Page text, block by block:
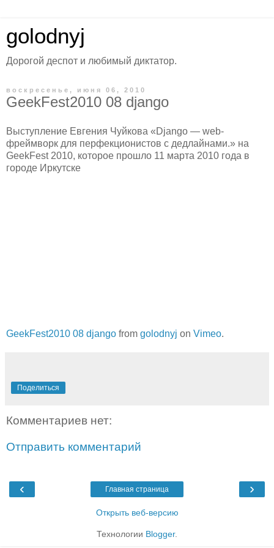
golodnyj
Дорогой деспот и любимый диктатор.
воскресенье, июня 06, 2010
GeekFest2010 08 django
Выступление Евгения Чуйкова «Django — web-
фреймворк для перфекционистов с дедлайнами.» на
GeekFest 2010, которое прошло 11 марта 2010 года в
городе Иркутске
GeekFest2010 08 django from golodnyj on Vimeo.
Поделиться
Комментариев нет:
Отправить комментарий
‹ ›
Главная страница
Открыть веб-версию
Технологии Blogger.